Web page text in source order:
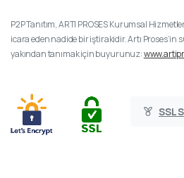
P2P Tanıtım, ARTI PROSES Kurumsal
icara eden nadide bir iştirakidir. Artı
yakından tanımak için buyurunuz:
SSL